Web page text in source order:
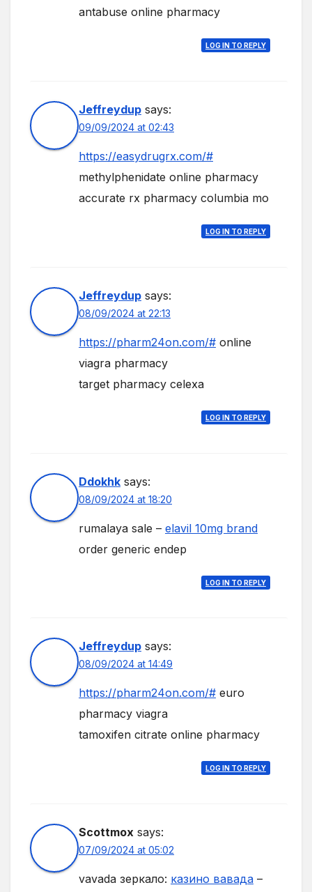
antabuse online pharmacy
LOG IN TO REPLY
Jeffreydup says:
09/09/2024 at 02:43
https://easydrugrx.com/#
methylphenidate online pharmacy
accurate rx pharmacy columbia mo
LOG IN TO REPLY
Jeffreydup says:
08/09/2024 at 22:13
https://pharm24on.com/# online
viagra pharmacy
target pharmacy celexa
LOG IN TO REPLY
Ddokhk says:
08/09/2024 at 18:20
rumalaya sale – elavil 10mg brand
order generic endep
LOG IN TO REPLY
Jeffreydup says:
08/09/2024 at 14:49
https://pharm24on.com/# euro
pharmacy viagra
tamoxifen citrate online pharmacy
LOG IN TO REPLY
Scottmox says:
07/09/2024 at 05:02
vavada зеркало: казино вавада –